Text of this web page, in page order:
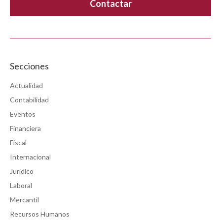
Secciones
Actualidad
Contabilidad
Eventos
Financiera
Fiscal
Internacional
Jurídico
Laboral
Mercantil
Recursos Humanos